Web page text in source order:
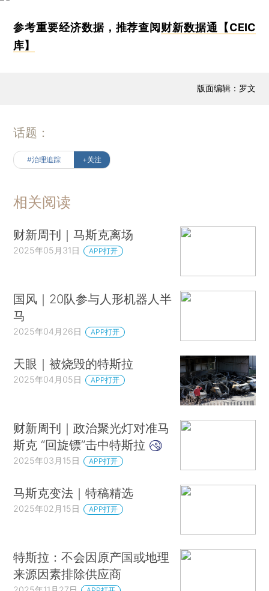
参考重要经济数据，推荐查阅 财新数据通【CEIC
库】
版面编辑：罗文
话题：
#治理追踪 +关注
相关阅读
财新周刊｜马斯克离场
2025年05月31日 APP打开
国风｜20队参与人形机器人半
马
2025年04月26日 APP打开
天眼｜被烧毁的特斯拉
2025年04月05日 APP打开
财新周刊｜政治聚光灯对准马
斯克 “回旋镖”击中特斯拉
2025年03月15日 APP打开
马斯克变法｜特稿精选
2025年02月15日 APP打开
特斯拉：不会因原产国或地理
来源因素排除供应商